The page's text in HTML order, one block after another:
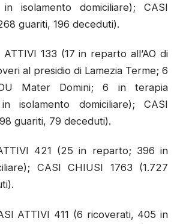
isolamento domiciliare); CASI
guariti, 196 deceduti).
ATTIVI 133 (17 in reparto all’AO di
al presidio di Lamezia Terme; 6
Mater Domini; 6 in terapia
isolamento domiciliare); CASI
guariti, 79 deceduti).
421 (25 in reparto; 396 in
CASI CHIUSI 1763 (1.727
ATTIVI 411 (6 ricoverati, 405 in